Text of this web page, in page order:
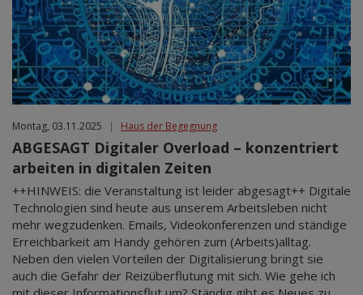
Montag, 03.11.2025 | Haus der Begegnung
ABGESAGT Digitaler Overload – konzentriert
arbeiten in digitalen Zeiten
++HINWEIS: die Veranstaltung ist leider abgesagt++ Digitale
Technologien sind heute aus unserem Arbeitsleben nicht
mehr wegzudenken. Emails, Videokonferenzen und ständige
Erreichbarkeit am Handy gehören zum (Arbeits)alltag.
Neben den vielen Vorteilen der Digitalisierung bringt sie
auch die Gefahr der Reizüberflutung mit sich. Wie gehe ich